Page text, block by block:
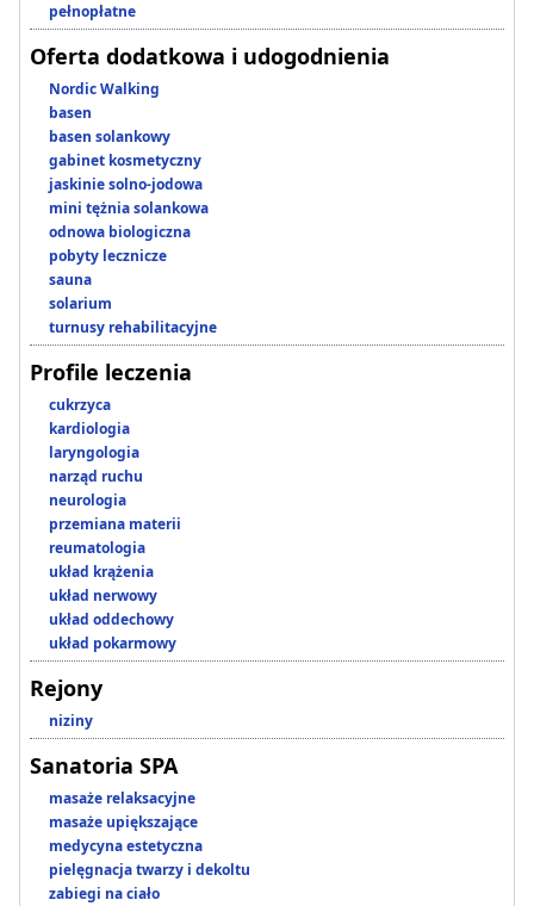
pełnopłatne
Oferta dodatkowa i udogodnienia
Nordic Walking
basen
basen solankowy
gabinet kosmetyczny
jaskinie solno-jodowa
mini tężnia solankowa
odnowa biologiczna
pobyty lecznicze
sauna
solarium
turnusy rehabilitacyjne
Profile leczenia
cukrzyca
kardiologia
laryngologia
narząd ruchu
neurologia
przemiana materii
reumatologia
układ krążenia
układ nerwowy
układ oddechowy
układ pokarmowy
Rejony
niziny
Sanatoria SPA
masaże relaksacyjne
masaże upiększające
medycyna estetyczna
pielęgnacja twarzy i dekoltu
zabiegi na ciało